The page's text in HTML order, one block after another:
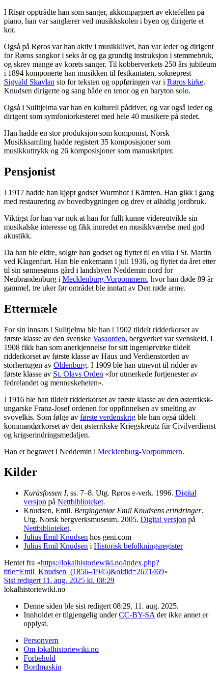
I Risør opptrådte han som sanger, akkompagnert av ektefellen på
piano, han var sanglærer ved musikkskolen i byen og dirigerte et
kor.
Også på Røros var han aktiv i musikklivet, han var leder og dirigent
for Røros sangkor i seks år og ga grundig instruksjon i stemmebruk,
og skrev mange av korets sanger. Til kobberverkets 250 års jubileum
i 1894 komponerte han musikken til festkantaten, sokneprest
Sigvald Skavlan sto for teksten og oppføringen var i Røros kirke.
Knudsen dirigerte og sang både en tenor og en baryton solo.
Også i Sulitjelma var han en kulturell pådriver, og var også leder og
dirigent som symfoniorkesteret med hele 40 musikere på stedet.
Han hadde en stor produksjon som komponist, Norsk
Musikksamling hadde registert 35 komposisjoner som
musikkuttrykk og 26 komposisjoner som manuskripter.
Pensjonist
I 1917 hadde han kjøpt godset Wurmhof i Kärnten. Han gikk i gang
med restaurering av hovedbygningen og drev et allsidig jordbruk.
Viktigst for han var nok at han for fullt kunne videreutvikle sin
musikalske interesse og fikk innredet en musikkværelse med god
akustikk.
Da han ble eldre, solgte han godset og flyttet til en villa i St. Martin
ved Klagenfurt. Han ble enkemann i juli 1936, og flyttet da året etter
til sin sønnesønns gård i landsbyen Neddemin nord for
Neubrandenburg i Mecklenburg-Vorpommern, hvor han døde 89 år
gammel, tre uker før området ble inntatt av Den røde arme.
Ettermæle
For sin innsats i Sulitjelma ble han i 1902 tildelt ridderkorset av
første klasse av den svenske Vasaorden, bergverket var svenskeid. I
1908 fikk han som anerkjennelse for sitt ingeniørvirke tildelt
ridderkorset av første klasse av Haus und Verdienstorden av
storhertugen av Oldenburg. I 1909 ble han utnevnt til ridder av
første klasse av St. Olavs Orden «for utmerkede fortjenester av
fedrelandet og menneskeheten».
I 1916 ble han tildelt ridderkorset av første klasse av den østerriksk-
ungarske Franz-Josef ordenen for oppfinnelsen av smelting av
svovelkis. Som følge av første verdenskrig ble han også tildelt
kommandørkorset av den østerrikske Kriegskreutz für Civilverdienst
og krigserindringsmedaljen.
Han er begravet i Neddemin i Mecklenburg-Vorpommern.
Kilder
Kuråsfossen I, ss. 7–8. Utg. Røros e-verk. 1996. Digital
versjon på Nettbiblioteket.
Knudsen, Emil. Bergingeniør Emil Knudsens erindringer.
Utg. Norsk bergverksmuseum. 2005. Digital versjon på
Nettbiblioteket.
Julius Emil Knudsen hos geni.com
Julius Emil Knudsen i Historisk befolkningsregister
Hentet fra «https://lokalhistoriewiki.no/index.php?
title=Emil_Knudsen_(1856–1945)&oldid=2671469»
Sist redigert 11. aug. 2025 kl. 08:29
lokalhistoriewiki.no
Denne siden ble sist redigert 08:29, 11. aug. 2025.
Innholdet er tilgjengelig underCC-BY-SA der ikke annet er
opplyst.
Personvern
Om lokalhistoriewiki.no
Forbehold
Bordmaskin